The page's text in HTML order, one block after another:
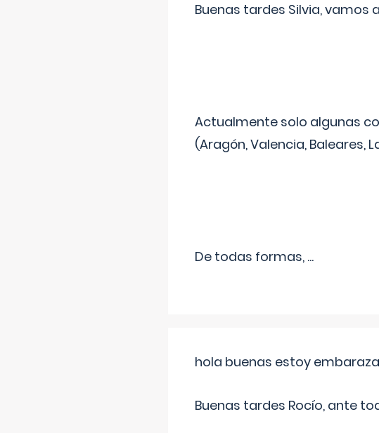
Buenas tardes Silvia,
Actualmente solo algunas
(Aragón, Valencia, Baleares,
De todas formas, ...
hola buenas estoy
Buenas tardes Rocío, ante